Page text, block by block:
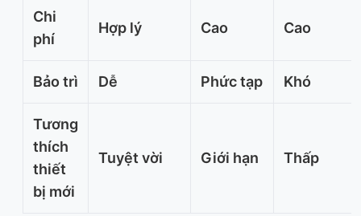
Chi
phí
Hợp lý Cao Cao
Bảo trì Dễ Phức tạp Khó
Tương
thích
thiết
bị mới
Tuyệt vời Giới hạn Thấp